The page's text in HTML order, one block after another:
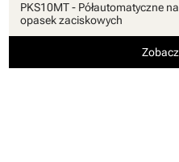
PKS10MT - Półautomatyczne
opasek zaciskowych